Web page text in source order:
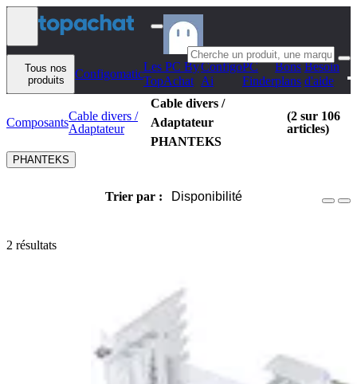
Aller au contenu
Tous nos
produits
Configomatic
Les PC By
TopAchat
Configo
Ai
PC
Finder
Bons
plans
Besoin
d'aide
ComposantsCable divers /
Adaptateur
Cable divers /
Adaptateur
PHANTEKS
(2 sur 106
articles)
PHANTEKS
Trier par : Disponibilité
2 résultats